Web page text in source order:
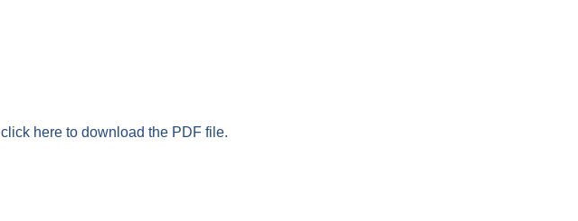
click here to download the PDF file.